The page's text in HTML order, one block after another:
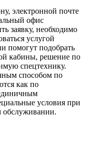
электронной почте
офис
заявку, необходимо
услугой
помогут подобрать
кабины, решение по
спецтехнику.
способом по
как по
условия при
обслуживании.